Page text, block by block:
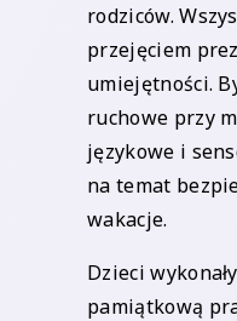
rodziców.
przejęciem
umiejętności.
ruchowe przy
językowe i
na temat
wakacje.
Dzieci
pamiątkową